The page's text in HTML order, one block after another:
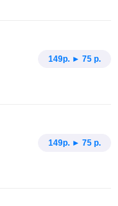
149p. ► 75 р.
149p. ► 75 р.